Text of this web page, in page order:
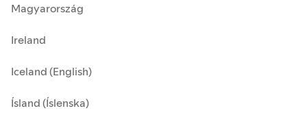
Magyarország
Ireland
Iceland (English)
Ísland (Íslenska)